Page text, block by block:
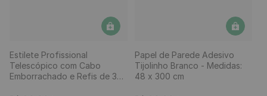
Estilete Profissional
Telescópico com Cabo
Emborrachado e Refis de 3
Papel de Parede Adesivo
Tijolinho Branco - Medidas:
48 x 300 cm